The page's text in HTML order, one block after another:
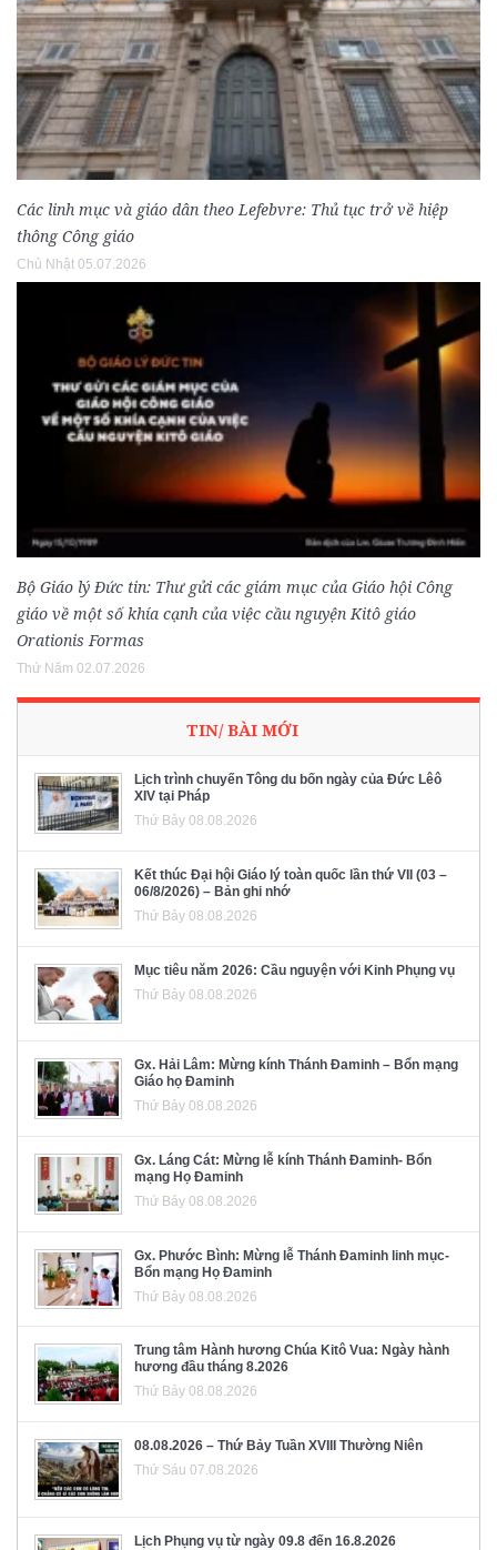
Các linh mục và giáo dân theo Lefebvre: Thủ tục trở về hiệp
thông Công giáo
Chủ Nhật 05.07.2026
Bộ Giáo lý Đức tin: Thư gửi các giám mục của Giáo hội Công
giáo về một số khía cạnh của việc cầu nguyện Kitô giáo
Orationis Formas
Thứ Năm 02.07.2026
TIN/ BÀI MỚI
Lịch trình chuyến Tông du bốn ngày của Đức Lêô
XIV tại Pháp
Thứ Bảy 08.08.2026
Kết thúc Đại hội Giáo lý toàn quốc lần thứ VII (03 –
06/8/2026) – Bản ghi nhớ
Thứ Bảy 08.08.2026
Mục tiêu năm 2026: Cầu nguyện với Kinh Phụng vụ
Thứ Bảy 08.08.2026
Gx. Hải Lâm: Mừng kính Thánh Đaminh – Bổn mạng
Giáo họ Đaminh
Thứ Bảy 08.08.2026
Gx. Láng Cát: Mừng lễ kính Thánh Đaminh- Bổn
mạng Họ Đaminh
Thứ Bảy 08.08.2026
Gx. Phước Bình: Mừng lễ Thánh Đaminh linh mục-
Bổn mạng Họ Đaminh
Thứ Bảy 08.08.2026
Trung tâm Hành hương Chúa Kitô Vua: Ngày hành
hương đầu tháng 8.2026
Thứ Bảy 08.08.2026
08.08.2026 – Thứ Bảy Tuần XVIII Thường Niên
Thứ Sáu 07.08.2026
Lịch Phụng vụ từ ngày 09.8 đến 16.8.2026